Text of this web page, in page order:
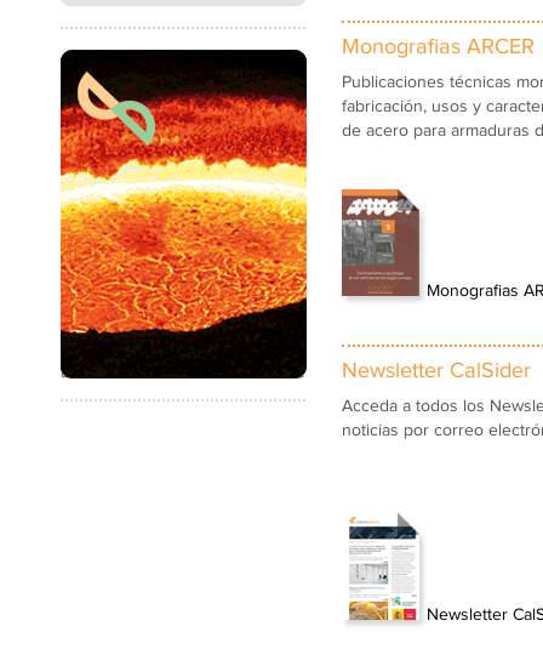
Monografias ARCER
Publicaciones técnicas
fabricación, usos y
de acero para armaduras
Monografias
Newsletter CalSider
Acceda a todos los
noticias por correo
Newsletter